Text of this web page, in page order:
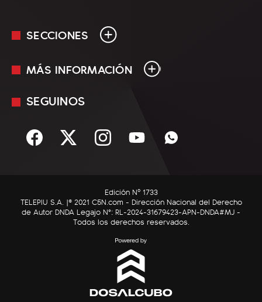
SECCIONES
En Vivo
Sociedad
C5N Autos
RatingCero
MÁS INFORMACIÓN
Mediakit
Términos y condiciones
SEGUINOS
Edición Nº 1733
TELEPIU S.A. |© 2021 C5N.com - Dirección Nacional del Derecho
de Autor DNDA Legajo N°: RL-2024-31679423-APN-DNDA#MJ -
Todos los derechos reservados.